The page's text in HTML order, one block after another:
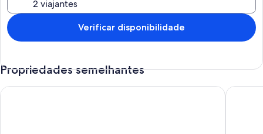
Perfect for families, friends, or couples, Maison de Vacances
Panorama Alpes Suisses combines Swiss charm with modern
comforts, creating a haven you’ll want to return to again and again.
Verificar disponibilidade
Propriedades semelhantes
BEAUTIFUL COZY APARTMENT IN GSTAAD Chic,